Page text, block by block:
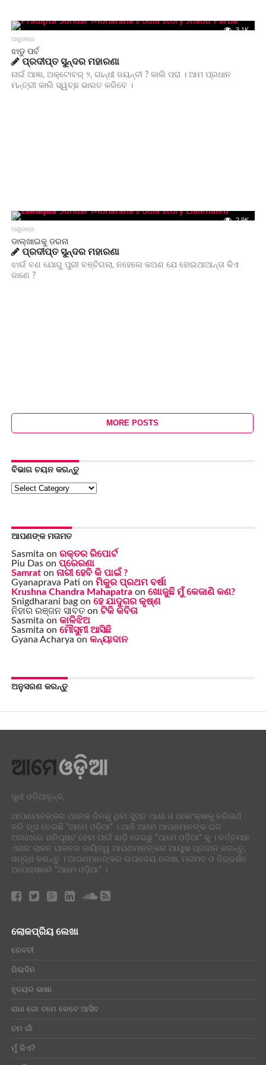
3.1K
ଅଣୁଗଳ୍ପ
ଝାଡୁ ପର୍ବ
ପ୍ରଦୀପ୍ତ ସୁନ୍ଦର ମହାରଣା
ନାଇଁ ଆଜ୍ଞା, ଅକ୍ଟୋବର୍ ୨, ଗାନ୍ଧୀ ଜୟନ୍ତୀ ? କାଲି ପରା । ଆମ ପ୍ରଧାନ
ମନ୍ତ୍ରୀ କାଲି ସ୍ୱଚ୍ଛ ଭାରତ କରିବେ ।
2.9K
ଅଣୁଗଳ୍ପ
ଡାଲ୍‌ଖାଇକୁ ଡରନା
ପ୍ରଦୀପ୍ତ ସୁନ୍ଦର ମହାରଣା
ଝାଉଁ ବଣ ଯୋଗୁ ପୁରୀ ବଞ୍ଚିଗଲା, ନହେଲେ କଅଣ ଯେ ହୋଇଥାଆନ୍ତା କିଏ
ଜାଣେ ?
MORE POSTS
ବିଭାଗ ଚୟନ କରନ୍ତୁ
ବିଭାଗ
ଚୟନ
ଆପଣଙ୍କ ମତାମତ
Sasmita on ରକ୍ତର ରିପୋର୍ଟ
Piu Dason ପ୍ରେରଣା
Samraton ନାରୀ ହେବି କି ପାଇଁ ?
Gyanaprava Pati on ମିକୁର ପ୍ରଥମ ବର୍ଷା
Krushna Chandra Mahapatraon ଖୋଜୁଛି ମୁଁ କେଜାଣି କଣ?
Snigdharani bagon ହେ ଯାଦୁଗର କୃଷ୍ଣ
ନିହାର ରଞ୍ଜନ ସାବତon ଟିକି କବିତା
Sasmita on କାଳିଝିଅ
Sasmita on ମୌସୁମୀ ଆସିଛି
Gyana Acharya on କନ୍ୟାଦାନ
ଅନୁସରଣ କରନ୍ତୁ
ସୁଧୀ ଓଡ଼ିଆବୃନ୍ଦ,
ଆପଣମାନଙ୍କର ଅନେକ ଦିନରୁ ଥିବା ସୁପ୍ତ ଆଶା ଓ ଆକାଂକ୍ଷାକୁ ଚରିତାର୍ଥ
କରି ରୂପ ନେଇଛି "ଆମେ ଓଡ଼ିଆ" । ଆଜି ଆମେ ଆପଣମାନଙ୍କ ଘର
ଅଗଣାରେ ପରିପୃଷ୍ଟ ହେବା ପାଇଁ ଛାଡ଼ି ଦେଇଛୁ "ଆମେ ଓଡ଼ିଆ" କୁ । ବର୍ତ୍ତମାନ
ଏହାର ଲାଳନ ପାଳନର ଦାୟିତ୍ୱ ଆପଣମାନଙ୍କର ଆୟୁଷ ପ୍ରଦାନ କରନ୍ତୁ,
ସମୃଦ୍ଧ କରନ୍ତୁ । ଆପଣମାନଙ୍କର ଉପାଦେୟ ଲେଖା, ମତାମତ ଓ ଦିଗ୍ଦର୍ଶନ
ଅପେକ୍ଷାରେ "ଆମେ ଓଡ଼ିଆ" ।
ଲୋକପ୍ରିୟ ଲେଖା
ରେବତୀ
ପିଲାଦିନ
ହୃଦୟର ଭାଷା
ରାଧା ଗୋ ତମେ କେବେ ଆସିବ
ତମ ଗାଁ
ମୁଁ କିଏ?